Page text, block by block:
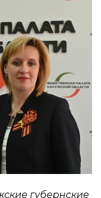
губернские